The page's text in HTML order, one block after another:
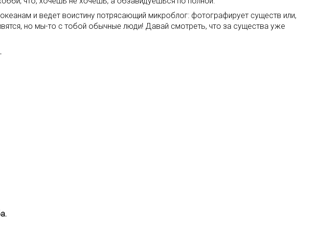
и ведет воистину потрясающий микроблог: фотографирует существ или,
но мы-то с тобой обычные люди! Давай смотреть, что за существа уже